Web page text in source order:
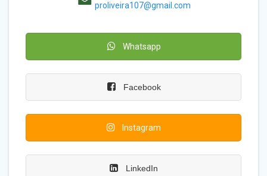
proliveira107@gmail.com
Whatsapp
Facebook
Instagram
LinkedIn